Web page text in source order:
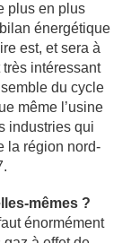
plus en plus
énergétique
est, et sera à
très intéressant
du cycle
même l’usine
industries qui
la région nord-
mêmes ?
énormément